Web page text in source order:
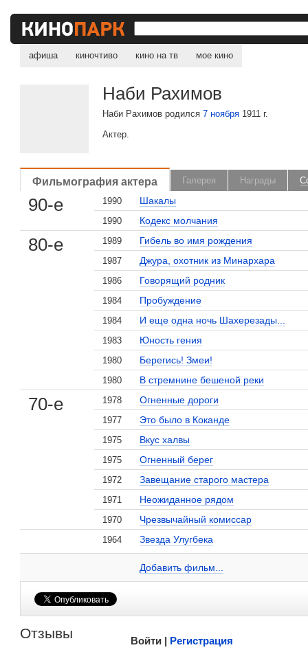
афиша киночтиво кино на тв мое кино
Наби Рахимов
Наби Рахимов родился7 ноября 1911 г.
Актер.
Фильмография актера Галерея Награды
90-е 1990 Шакалы
1990 Кодекс молчания
80-е 1989 Гибель во имя рождения
1987 Джура, охотник из Минархара
1986 Говорящий родник
1984 Пробуждение
1984 И еще одна ночь Шахерезады...
1983 Юность гения
1980 Берегись! Змеи!
1980 В стремнине бешеной реки
70-е 1978 Огненные дороги
1977 Это было в Коканде
1975 Вкус халвы
1975 Огненный берег
1972 Завещание старого мастера
1971 Неожиданное рядом
1970 Чрезвычайный комиссар
1964 Звезда Улугбека
Добавить фильм...
Наби Рахимов на сайте Кино-Театр.ru
Отзывы
, поделитесь своим мнением
Войти | Регистрация